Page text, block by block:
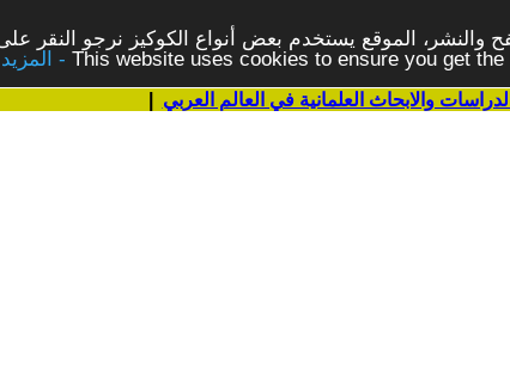
والنشر، الموقع يستخدم بعض أنواع الكوكيز نرجو النقر
This website uses cookies to ensure you get